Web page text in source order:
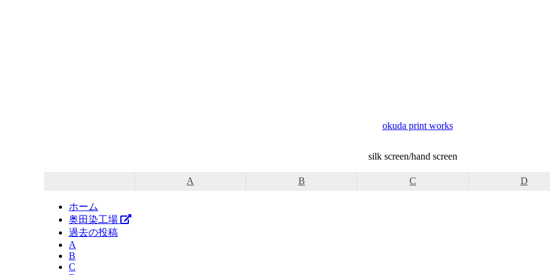
okuda print works
silk screen/hand screen
A B C D
ホーム
奥田染工場
過去の投稿
A
B
C